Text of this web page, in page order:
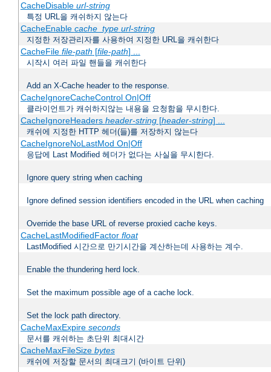
CacheDisable url-string
특정 URL을 캐쉬하지 않는다
CacheEnable cache_type url-string
지정한 저장관리자를 사용하여 지정한 URL을 캐쉬한다
CacheFile file-path [file-path] ...
시작시 여러 파일 핸들을 캐쉬한다
Add an X-Cache header to the response.
CacheIgnoreCacheControl On|Off
클라이언트가 캐쉬하지않는 내용을 요청함을 무시한다.
CacheIgnoreHeaders header-string[header-string] ...
캐쉬에 지정한 HTTP 헤더(들)를 저장하지 않는다
CacheIgnoreNoLastMod On|Off
응답에 Last Modified 헤더가 없다는 사실을 무시한다.
Ignore query string when caching
Ignore defined session identifiers encoded in the URL when caching
Override the base URL of reverse proxied cache keys.
CacheLastModifiedFactor float
LastModified 시간으로 만기시간을 계산하는데 사용하는 계수.
Enable the thundering herd lock.
Set the maximum possible age of a cache lock.
Set the lock path directory.
CacheMaxExpire seconds
문서를 캐쉬하는 초단위 최대시간
CacheMaxFileSize bytes
캐쉬에 저장할 문서의 최대크기 (바이트 단위)